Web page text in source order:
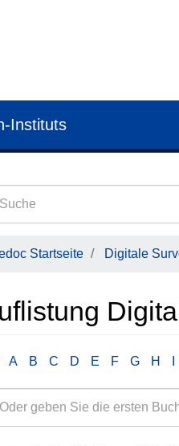
Instituts
Startseite Digitale
A B C D E F G H